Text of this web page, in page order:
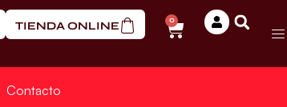
TIENDA ONLINE 0
Contacto